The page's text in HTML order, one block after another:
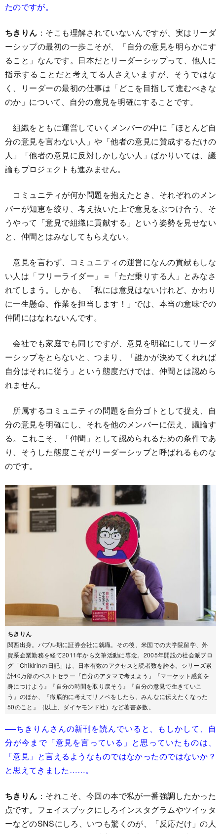
たのですが。
ちきりん ：そこも理解されていないんですが、実はリーダ
ーシップの最初の一歩こそが、「自分の意見を明らかにす
ること」なんです。日本だとリーダーシップって、他人に
指示することだと考えてる人さえいますが、そうではな
く、リーダーの最初の仕事は「どこを目指して進むべきな
のか」について、自分の意見を明確にすることです。
組織をともに運営していくメンバーの中に「ほとんど自
分の意見を言わない人」や「他者の意見に賛成するだけの
人」「他者の意見に反対しかしない人」ばかりいては、議
論もプロジェクトも進みません。
コミュニティが何か問題を抱えたとき、それぞれのメン
バーが知恵を絞り、考え抜いた上で意見をぶつけ合う。そ
うやって「意見で組織に貢献する」という姿勢を見せない
と、仲間とはみなしてもらえない。
意見を言わず、コミュニティの運営になんの貢献もしな
い人は「フリーライダー」＝「ただ乗りする人」とみなさ
れてしまう。しかも、「私には意見はないけれど、かわり
に一生懸命、作業を担当します！」では、本当の意味での
仲間にはなれないんです。
会社でも家庭でも同じですが、意見を明確にしてリーダ
ーシップをとらないと、つまり、「誰かが決めてくれれば
自分はそれに従う」という態度だけでは、仲間とは認めら
れません。
所属するコミュニティの問題を自分ゴトとして捉え、自
分の意見を明確にし、それを他のメンバーに伝え、議論す
る。これこそ、「仲間」として認められるための条件であ
り、そうした態度こそがリーダーシップと呼ばれるものな
のです。
ちきりん
関西出身。バブル期に証券会社に就職。その後、米国での大学院留学、外
資系企業勤務を経て2011年から文筆活動に専念。2005年開設の社会派ブロ
グ「Chikirinの日記」は、日本有数のアクセスと読者数を誇る。シリーズ累
計40万部のベストセラー『自分のアタマで考えよう』『マーケット感覚を
身につけよう』『自分の時間を取り戻そう』『自分の意見で生きていこ
う』のほか、『徹底的に考えてリノベをしたら、みんなに伝えたくなった
50のこと』（以上、ダイヤモンド社）など著書多数。
──ちきりんさんの新刊を読んでいると、もしかして、自
分が今まで「意見を言っている」と思っていたものは、
「意見」と言えるようなものではなかったのではないか？
と思えてきました……。
ちきりん ：それこそ、今回の本で私が一番強調したかった
点です。フェイスブックにしろインスタグラムやツイッタ
ーなどのSNSにしろ、いつも驚くのが、「反応だけ」の人